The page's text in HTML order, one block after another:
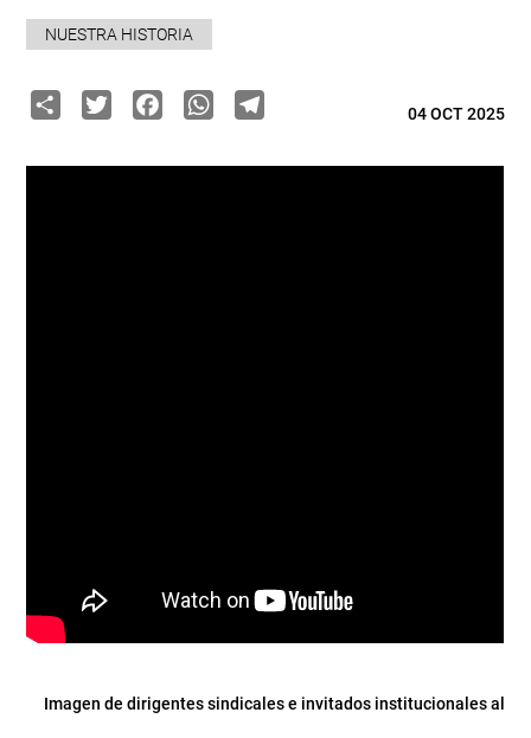
NUESTRA HISTORIA
ShareTwitterFacebook
WhatsApp
Telegram04 OCT 2025
Imagen de dirigentes sindicales e invitados institucionales al